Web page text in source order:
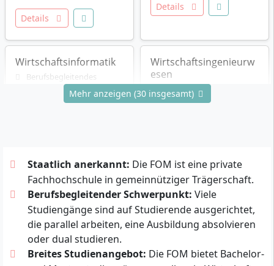
Staatlich anerkannt: Die FOM ist eine private
Fachhochschule in gemeinnütziger Trägerschaft.
Berufsbegleitender Schwerpunkt: Viele
Studiengänge sind auf Studierende ausgerichtet,
die parallel arbeiten, eine Ausbildung absolvieren
oder dual studieren.
Breites Studienangebot: Die FOM bietet Bachelor-
Details
Details
Wirtschaftsinformatik
Berufsbegleitendes
Bachelor of Science (B.Sc.)
Wirtschaftsingenieurw
esen
Berufsbegleitendes
Studium
Details
Marketing & Digitale
Medien
Berufsbegleitendes
Studium
Bachelor of Arts (B.A.)
Wirtschaftspsychologie
Berufsbegleitendes
Studium
7 Semester
Mehr anzeigen (30 insgesamt)